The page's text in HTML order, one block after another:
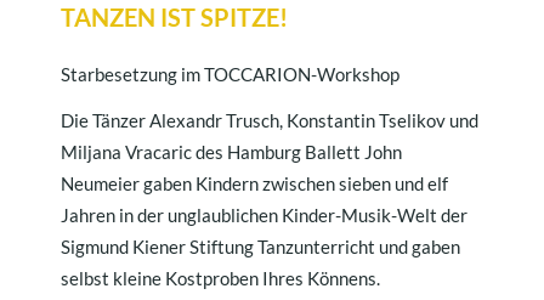
TANZEN IST SPITZE!
Starbesetzung im TOCCARION-Workshop
Die Tänzer Alexandr Trusch, Konstantin Tselikov und
Miljana Vracaric des Hamburg Ballett John
Neumeier gaben Kindern zwischen sieben und elf
Jahren in der unglaublichen Kinder-Musik-Welt der
Sigmund Kiener Stiftung Tanzunterricht und gaben
selbst kleine Kostproben Ihres Könnens.